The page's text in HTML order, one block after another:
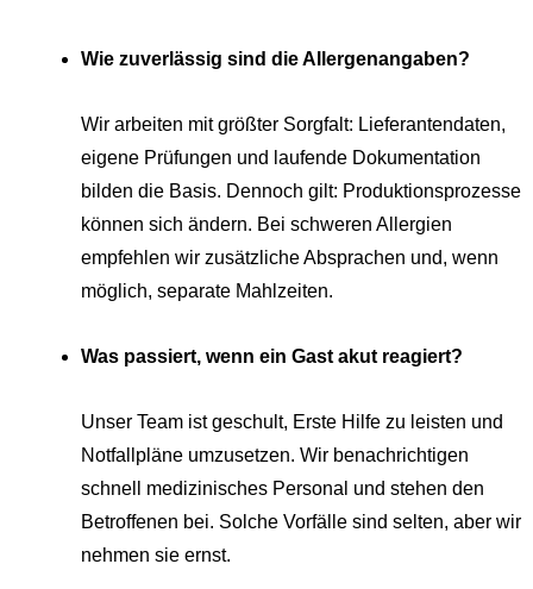
Wie zuverlässig sind die Allergenangaben?
Wir arbeiten mit größter Sorgfalt: Lieferantendaten,
eigene Prüfungen und laufende Dokumentation
bilden die Basis. Dennoch gilt: Produktionsprozesse
können sich ändern. Bei schweren Allergien
empfehlen wir zusätzliche Absprachen und, wenn
möglich, separate Mahlzeiten.
Was passiert, wenn ein Gast akut reagiert?
Unser Team ist geschult, Erste Hilfe zu leisten und
Notfallpläne umzusetzen. Wir benachrichtigen
schnell medizinisches Personal und stehen den
Betroffenen bei. Solche Vorfälle sind selten, aber wir
nehmen sie ernst.